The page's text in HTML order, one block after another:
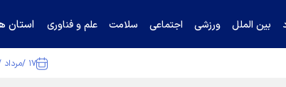
بین الملل ورزشی اجتماعی سلامت علم و فناوری استان
۱۷ /مرداد /۱۴۰۵